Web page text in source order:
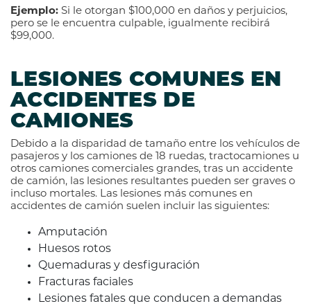
Ejemplo: Si le otorgan $100,000 en daños y perjuicios,
pero se le encuentra culpable, igualmente recibirá
$99,000.
LESIONES COMUNES EN
ACCIDENTES DE
CAMIONES
Debido a la disparidad de tamaño entre los vehículos de
pasajeros y los camiones de 18 ruedas, tractocamiones u
otros camiones comerciales grandes, tras un accidente
de camión, las lesiones resultantes pueden ser graves o
incluso mortales. Las lesiones más comunes en
accidentes de camión suelen incluir las siguientes:
Amputación
Huesos rotos
Quemaduras y desfiguración
Fracturas faciales
Lesiones fatales que conducen a demandas